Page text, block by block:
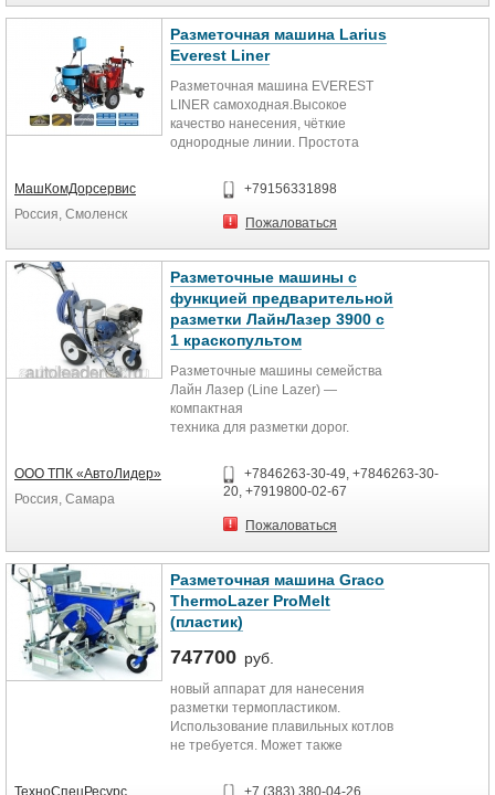
колесом и фиксацией
- двигатель хонда 6.5 л.с.
- 2 краскопульта с местом
установки спереди и сзади со
шлангами по 15м, регулировкой
- возможна установка краскопульта
как с лева так и справа машины
- 2 фильтра высокого давления
- 3-х колесная тележка с передним
поворотным колесом
- места для ведер с краской
- регулятор давления краски
- возможность подсоединения
- масса 120 кг
Разметочная машина Larius
Everest Liner
Разметочная машина EVEREST
LINER самоходная.Высокое
качество нанесения, чёткие
однородные линии. Простота
обслуживания
Профессиональный агрегат airless
с автотягой и автоматическим
одного цвета (сплошные,
пунктирные, смешанные.
Идеально подходит для
крупномосштабных работ.
Head Liner Control простой и
функциональный аппарат с
автоматическим устройством
последовательного нанесения
разметки, электронным контролем
Безвоздушный пистолет LA 95
мощность двигателя 14 л.с.
Мах. давление 230 бар.
Мах. расход 9 л/мин
вес 260 кг.
в комплект входит:
1 шланг высокого давлени
1 порш. компенсатор ударного
воздействия
1 шланг рециркуляции
1 бенз бак 50 л.+зап. клапан и смн.
фильтр
2 автоматич. пистолета LA95
1 пульт упр. скоростью и уст.
параметров нанесения
светоотражающих шариков
МашКомДорсервис
Россия, Смоленск
+79156331898
Пожаловаться
Разметочные машины с
функцией предварительной
разметки ЛайнЛазер 3900 с
1 краскопультом
Разметочные машины семейства
Лайн Лазер (Line Lazer) —
компактная
техника для разметки дорог.
ООО ТПК «АвтоЛидер»
Россия, Самара
+7846263-30-49, +7846263-30-
20, +7919800-02-67
Пожаловаться
Разметочная машина Graco
ThermoLazer ProMelt
(пластик)
747700 руб.
новый аппарат для нанесения
разметки термопластиком.
Использование плавильных котлов
не требуется. Может также
модулем LineDriver. Специальная
ТехноСпецРесурс
+7 (383) 380-04-26